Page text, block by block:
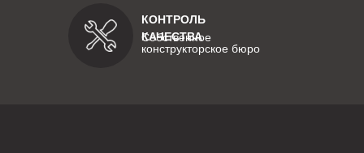
КОНТРОЛЬ
КАЧЕСТВА
Собственное
конструкторское бюро